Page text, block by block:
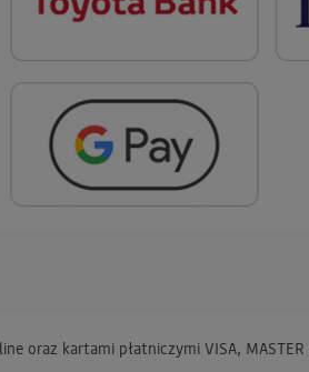
oraz kartami płatniczymi VISA, MASTER